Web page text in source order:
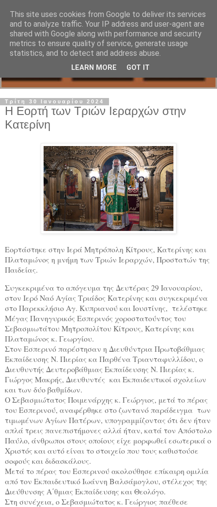
Τρίτη 30 Ιανουαρίου 2024
Η Εορτή των Τριών Ιεραρχών στην
Κατερίνη
Εορτάστηκε στην Ιερά Μητρόπολη Κίτρους, Κατερίνης και
Πλαταμώνος η μνήμη των Τριών Ιεραρχών, Προστατών της
Παιδείας.
Συγκεκριμένα το απόγευμα της Δευτέρας 29 Ιανουαρίου,
στον Ιερό Ναό Αγίας Τριάδος Κατερίνης και συγκεκριμένα
στο Παρεκκλήσιο Αγ. Κυπριανού και Ιουστίνης, τελέστηκε
Μέγας Πανηγυρικός Εσπερινός χοροστατούντος του
Σεβασμιωτάτου Μητροπολίτου Κίτρους, Κατερίνης και
Πλαταμώνος κ. Γεωργίου.
Στον Εσπερινό παρέστησαν η Διευθύντρια Πρωτοβάθμιας
Εκπαίδευσης Ν. Πιερίας κα Παρθένα Τριανταφυλλίδου, ο
Διευθυντής Δευτεροβάθμιας Εκπαίδευσης Ν. Πιερίας κ.
Γιώργος Μακρής, Διευθυντές και Εκπαιδευτικοί σχολείων
και των δύο βαθμίδων.
Ο Σεβασμιώτατος Ποιμενάρχης κ. Γεώργιος, μετά το πέρας
του Εσπερινού, αναφέρθηκε στο ζωντανό παράδειγμα των
τιμωμένων Αγίων Πατέρων, υπογραμμίζοντας ότι δεν ήταν
απλά τρεις πανεπιστήμονες αλλά ήταν, κατά τον Απόστολο
Παύλο, άνθρωποι στους οποίους είχε μορφωθεί εσωτερικά ο
Χριστός και αυτό είναι το στοιχείο που τους καθιστούσε
σοφούς και διδασκάλους.
Μετά το πέρας του Εσπερινού ακολούθησε επίκαιρη ομιλία
από τον Εκπαιδευτικό Ιωάννη Βαλσάμογλου, στέλεχος της
Διεύθυνσης Α΄θμιας Εκπαίδευσης και Θεολόγο.
Στη συνέχεια, ο Σεβασμιώτατος κ. Γεώργιος παέθεσε
This site uses cookies from Google to deliver its services
and to analyze traffic. Your IP address and user-agent are
shared with Google along with performance and security
metrics to ensure quality of service, generate usage
statistics, and to detect and address abuse.
LEARN MORE GOT IT